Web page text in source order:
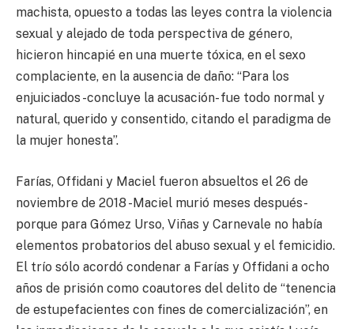
machista, opuesto a todas las leyes contra la violencia
sexual y alejado de toda perspectiva de género,
hicieron hincapié en una muerte tóxica, en el sexo
complaciente, en la ausencia de daño: “Para los
enjuiciados -concluye la acusación- fue todo normal y
natural, querido y consentido, citando el paradigma de
la mujer honesta”.
Farías, Offidani y Maciel fueron absueltos el 26 de
noviembre de 2018 -Maciel murió meses después-
porque para Gómez Urso, Viñas y Carnevale no había
elementos probatorios del abuso sexual y el femicidio.
El trío sólo acordó condenar a Farías y Offidani a ocho
años de prisión como coautores del delito de “tenencia
de estupefacientes con fines de comercialización”, en